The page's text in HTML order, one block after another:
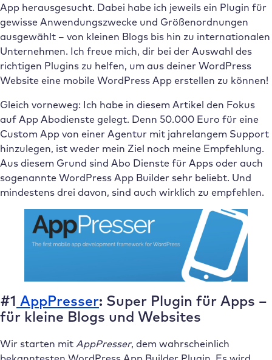
App herausgesucht. Dabei habe ich jeweils ein Plugin für
gewisse Anwendungszwecke und Größenordnungen
ausgewählt – von kleinen Blogs bis hin zu internationalen
Unternehmen. Ich freue mich, dir bei der Auswahl des
richtigen Plugins zu helfen, um aus deiner WordPress
Website eine mobile WordPress App erstellen zu können!
Gleich vorneweg: Ich habe in diesem Artikel den Fokus
auf App Abodienste gelegt. Denn 50.000 Euro für eine
Custom App von einer Agentur mit jahrelangem Support
hinzulegen, ist weder mein Ziel noch meine Empfehlung.
Aus diesem Grund sind Abo Dienste für Apps oder auch
sogenannte WordPress App Builder sehr beliebt. Und
mindestens drei davon, sind auch wirklich zu empfehlen.
#1 AppPresser: Super Plugin für Apps –
für kleine Blogs und Websites
Wir starten mit AppPresser, dem wahrscheinlich